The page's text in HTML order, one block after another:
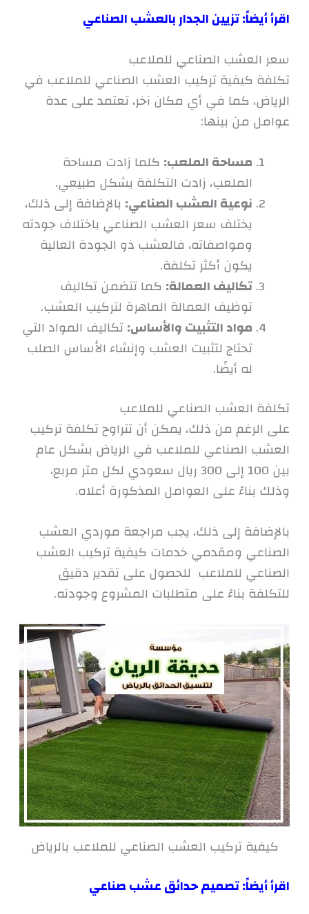
اقرأ أيضاً:تزيين الجدار بالعشب الصناعي
سعر العشب الصناعي للملاعب
تكلفة كيفية تركيب العشب الصناعي للملاعب في
الرياض، كما في أي مكان آخر، تعتمد على عدة
عوامل من بينها:
مساحة الملعب: كلما زادت مساحة
الملعب، زادت التكلفة بشكل طبيعي.
نوعية العشب الصناعي: بالإضافة إلى ذلك،
يختلف سعر العشب الصناعي باختلاف جودته
ومواصفاته، فالعشب ذو الجودة العالية
يكون أكثر تكلفة.
تكاليف العمالة: كما تتضمن تكاليف
توظيف العمالة الماهرة لتركيب العشب.
مواد التثبيت والأساس:تكاليف المواد التي
تحتاج لتثبيت العشب وإنشاء الأساس الصلب
له أيضًا.
تكلفة العشب الصناعي للملاعب
على الرغم من ذلك، يمكن أن تتراوح تكلفة تركيب
العشب الصناعي للملاعب في الرياض بشكل عام
بين 100 إلى 300 ريال سعودي لكل متر مربع،
وذلك بناءً على العوامل المذكورة أعلاه.
بالإضافة إلى ذلك، يجب مراجعة موردي العشب
الصناعي ومقدمي خدمات كيفية تركيب العشب
الصناعي للملاعب للحصول على تقدير دقيق
للتكلفة بناءً على متطلبات المشروع وجودته.
كيفية تركيب العشب الصناعي للملاعب بالرياض
اقرأ أيضاً:تصميم حدائق عشب صناعي